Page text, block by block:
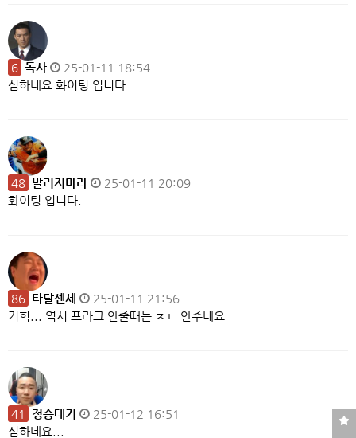
6 독사
25-01-11 18:54
심하네요 화이팅 입니다
48 말리지마라
25-01-11 20:09
화이팅 입니다.
86 타달센세
25-01-11 21:56
커헉... 역시 프라그 안줄때는 ㅈㄴ 안주네요
41 정승대기
25-01-12 16:51
심하네요...